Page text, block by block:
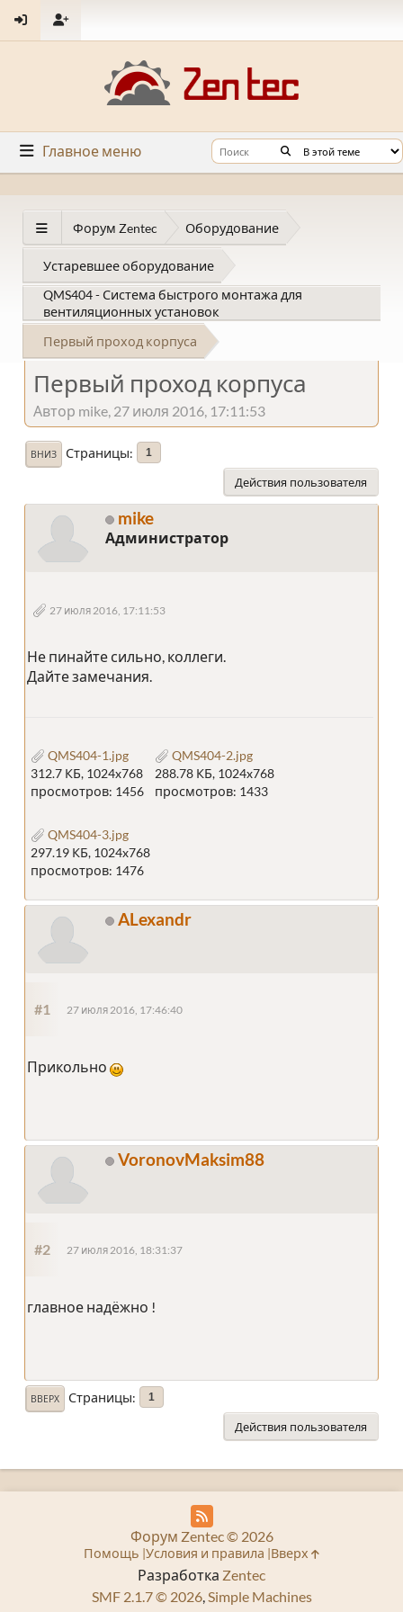
Главное меню
Форум Zentec Оборудование
Устаревшее оборудование
QMS404 - Система быстрого монтажа для
вентиляционных установок
Первый проход корпуса
Первый проход корпуса
Автор mike, 27 июля 2016, 17:11:53
ВНИЗ Страницы 1
Действия пользователя
mike
Администратор
27 июля 2016, 17:11:53
Не пинайте сильно, коллеги.
Дайте замечания.
QMS404-1.jpg
312.7 КБ, 1024x768
просмотров: 1456
QMS404-2.jpg
288.78 КБ, 1024x768
просмотров: 1433
QMS404-3.jpg
297.19 КБ, 1024x768
просмотров: 1476
ALexandr
#1 27 июля 2016, 17:46:40
Прикольно
VoronovMaksim88
#2 27 июля 2016, 18:31:37
главное надёжно !
ВВЕРХ Страницы 1
Действия пользователя
Разработка Zentec
SMF 2.1.7 © 2026,Simple Machines
Форум Zentec © 2026
Помощь Условия и правила Вверх